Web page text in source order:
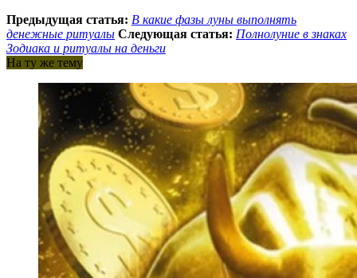
Предыдущая статья: В какие фазы луны выполнять
денежные ритуалы Следующая статья: Полнолуние в знаках
Зодиака и ритуалы на деньги
На ту же тему